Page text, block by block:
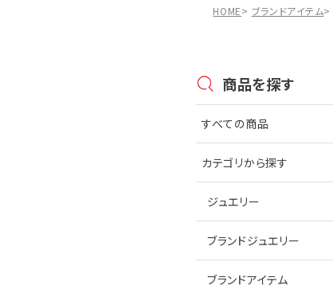
HOME
ブランドアイテム
商品を探す
すべての商品
カテゴリから探す
ジュエリー
アイテムで探す
ブランドジュエリー
アイテムで探す
ブランドアイテム